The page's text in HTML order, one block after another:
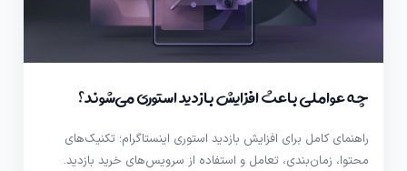
چه عواملی باعث افزایش بازدید استوری می‌شوند؟
راهنمای کامل برای افزایش بازدید استوری اینستاگرام؛ تکنیک‌های
محتوا، زمان‌بندی، تعامل و استفاده از سرویس‌های خرید بازدید.